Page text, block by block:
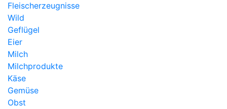
Fleischerzeugnisse
Wild
Geflügel
Eier
Milch
Milchprodukte
Käse
Gemüse
Obst